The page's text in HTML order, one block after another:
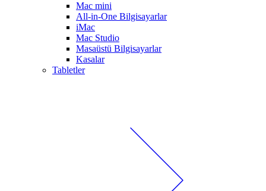
Mac mini
All-in-One Bilgisayarlar
iMac
Mac Studio
Masaüstü Bilgisayarlar
Kasalar
Tabletler